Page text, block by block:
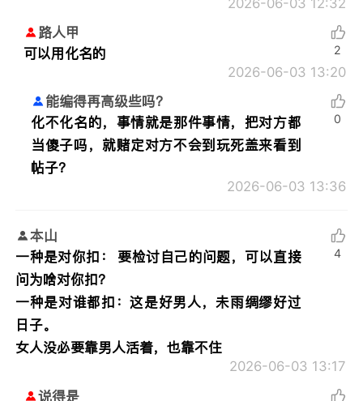
路人甲
可以用化名的
2026-06-03 13:20
2
能编得再高级些吗？
化不化名的，事情就是那件事情，把对方都
当傻子吗，就赌定对方不会到玩死盖来看到
帖子？
2026-06-03 13:36
0
本山
一种是对你扣： 要检讨自己的问题，可以直接
问为啥对你扣？
一种是对谁都扣：这是好男人，未雨绸缪好过
日子。
女人没必要靠男人活着，也靠不住
2026-06-03 13:17
4
说得是